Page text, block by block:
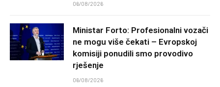
06/08/2026
Ministar Forto: Profesionalni vozači
ne mogu više čekati – Evropskoj
komisiji ponudili smo provodivo
rješenje
06/08/2026